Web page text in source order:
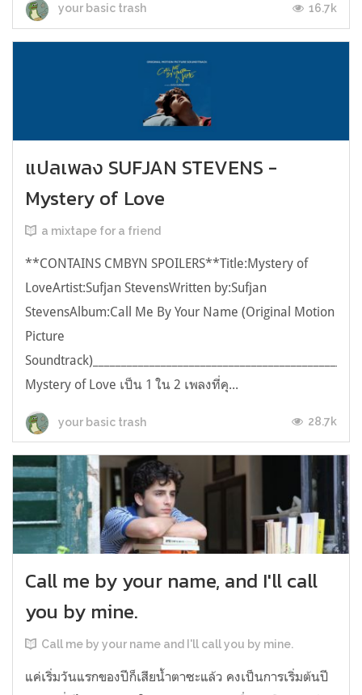
your basic trash 16.7k
แปลเพลง SUFJAN STEVENS -
Mystery of Love
a mixtape for a friend
**CONTAINS CMBYN SPOILERS**Title:Mystery of
LoveArtist:Sufjan StevensWritten by:Sufjan
StevensAlbum:Call Me By Your Name (Original Motion
Picture
Mystery of Love เป็น 1 ใน 2 เพลงที่คุ...
your basic trash 28.7k
Call me by your name, and I'll call
you by mine.
Call me by your name and I'll call you by mine.
แค่เริ่มวันแรกของปีก็เสียน้ำตาซะแล้ว คงเป็นการเริ่มต้นปี